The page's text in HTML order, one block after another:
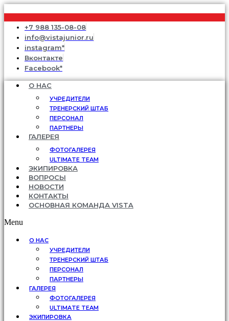
+7 988 135-08-08
info@vistajunior.ru
instagram*
Вконтакте
Facebook*
О НАС
УЧРЕДИТЕЛИ
ТРЕНЕРСКИЙ ШТАБ
ПЕРСОНАЛ
ПАРТНЕРЫ
ГАЛЕРЕЯ
ФОТОГАЛЕРЕЯ
ULTIMATE TEAM
ЭКИПИРОВКА
ВОПРОСЫ
НОВОСТИ
КОНТАКТЫ
ОСНОВНАЯ КОМАНДА VISTA
Menu
О НАС
УЧРЕДИТЕЛИ
ТРЕНЕРСКИЙ ШТАБ
ПЕРСОНАЛ
ПАРТНЕРЫ
ГАЛЕРЕЯ
ФОТОГАЛЕРЕЯ
ULTIMATE TEAM
ЭКИПИРОВКА